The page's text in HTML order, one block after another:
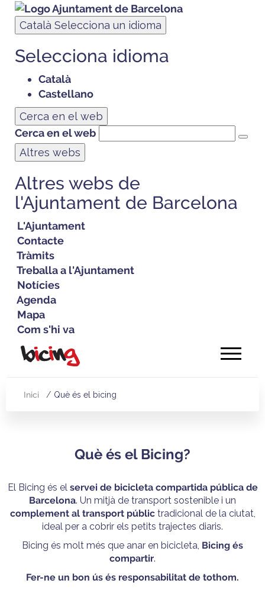
Català Selecciona un idioma
Selecciona idioma
Català
Castellano
Cerca en el web
Cerca en el web
Altres webs
Altres webs de
l'Ajuntament de Barcelona
L'Ajuntament
Contacte
Tràmits
Treballa a l'Ajuntament
Notícies
Agenda
Mapa
Com s'hi va
Vés
Inici Què és el bicing
Què és el Bicing?
El Bicing és el servei de bicicleta compartida pública de
Barcelona. Un mitjà de transport sostenible i un
complement al transport públictradicional de la ciutat,
ideal per a cobrir els petits trajectes diaris.
Bicing és molt més que anar en bicicleta, Bicing és
compartir.
Fer-ne un bon ús és responsabilitat de tothom.